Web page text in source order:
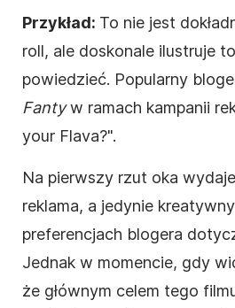
Przykład: To nie jest
roll, ale doskonale ilustruje
powiedzieć. Popularny
Fantyw ramach kampanii
your Flava?".
Na pierwszy rzut oka
reklama, a jedynie
preferencjach blogera
Jednak w momencie, gdy
że głównym celem tego